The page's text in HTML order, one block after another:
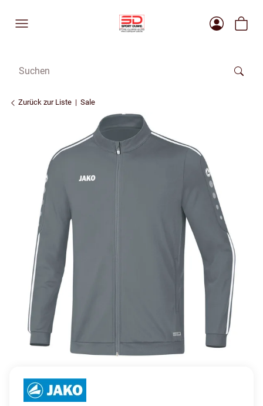
Zurück zur Liste Sale